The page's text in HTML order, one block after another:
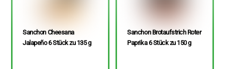
Sanchon Cheesana
Jalapeño 6 Stück zu 135 g
Sanchon Brotaufstrich Roter
Paprika 6 Stück zu 150 g